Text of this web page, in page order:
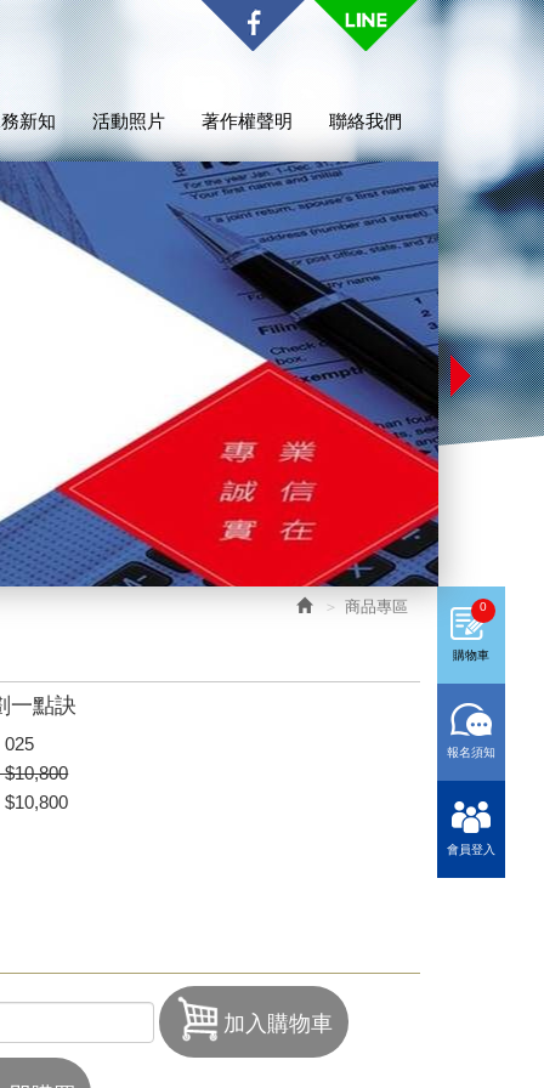
新知 活動照片 著作權聲明 聯絡我們
商品專區
一點訣
025
加入購物車
購物車
0
報名須知
會員登入